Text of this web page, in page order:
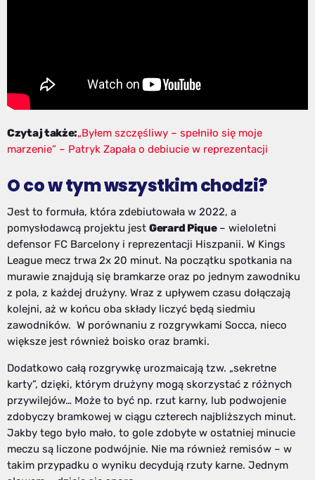
Czytaj także:„Byłem szczęśliwy – spełniło się moje
marzenie” – Patryk Zapała o debiucie w reprezentacji
O co w tym wszystkim chodzi?
Jest to formuła, która zdebiutowała w 2022, a
pomysłodawcą projektu jest Gerard Pique– wieloletni
defensor FC Barcelony i reprezentacji Hiszpanii. W Kings
League mecz trwa 2x 20 minut. Na początku spotkania na
murawie znajdują się bramkarze oraz po jednym zawodniku
z pola, z każdej drużyny. Wraz z upływem czasu dołączają
kolejni, aż w końcu oba składy liczyć będą siedmiu
zawodników. W porównaniu z rozgrywkami Socca, nieco
większe jest również boisko oraz bramki.
Dodatkowo całą rozgrywkę urozmaicają tzw. „sekretne
karty”, dzięki, którym drużyny mogą skorzystać z różnych
przywilejów… Może to być np. rzut karny, lub podwojenie
zdobyczy bramkowej w ciągu czterech najbliższych minut.
Jakby tego było mało, to gole zdobyte w ostatniej minucie
meczu są liczone podwójnie. Nie ma również remisów – w
takim przypadku o wyniku decydują rzuty karne. Jednym